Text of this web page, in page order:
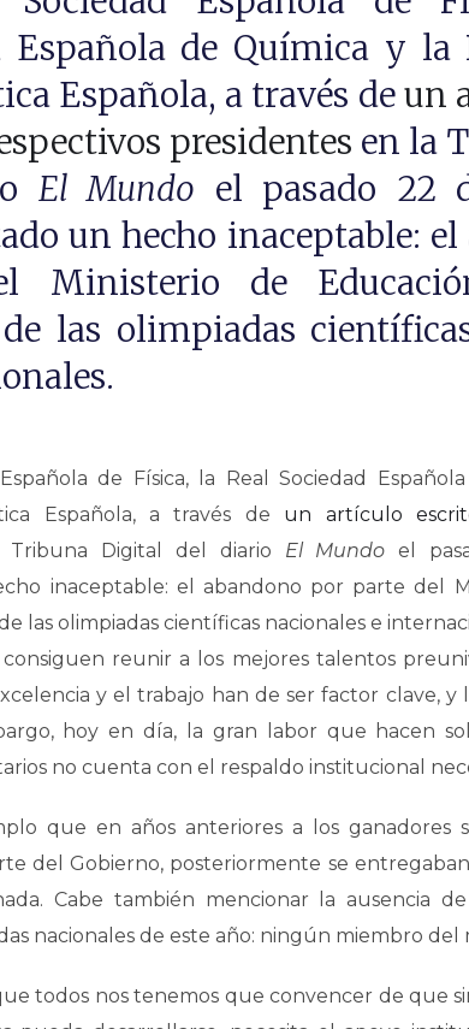
Española de Química y la
Española, a través deun
presidentes en la
El Mundo el pasado 22
un hecho inaceptable:
Ministerio de
las olimpiadas
de Física, la Real Sociedad
Española, a través de un artículo
Digital del diario El Mundo el
inaceptable: el abandono por parte del
las olimpiadas científicas nacionales e
reunir a los mejores talentos
y el trabajo han de ser factor clave, y
hoy en día, la gran labor que hacen
no cuenta con el respaldo institucional
que en años anteriores a los ganadores
del Gobierno, posteriormente se
Cabe también mencionar la ausencia
nacionales de este año: ningún miembro del
todos nos tenemos que convencer de que